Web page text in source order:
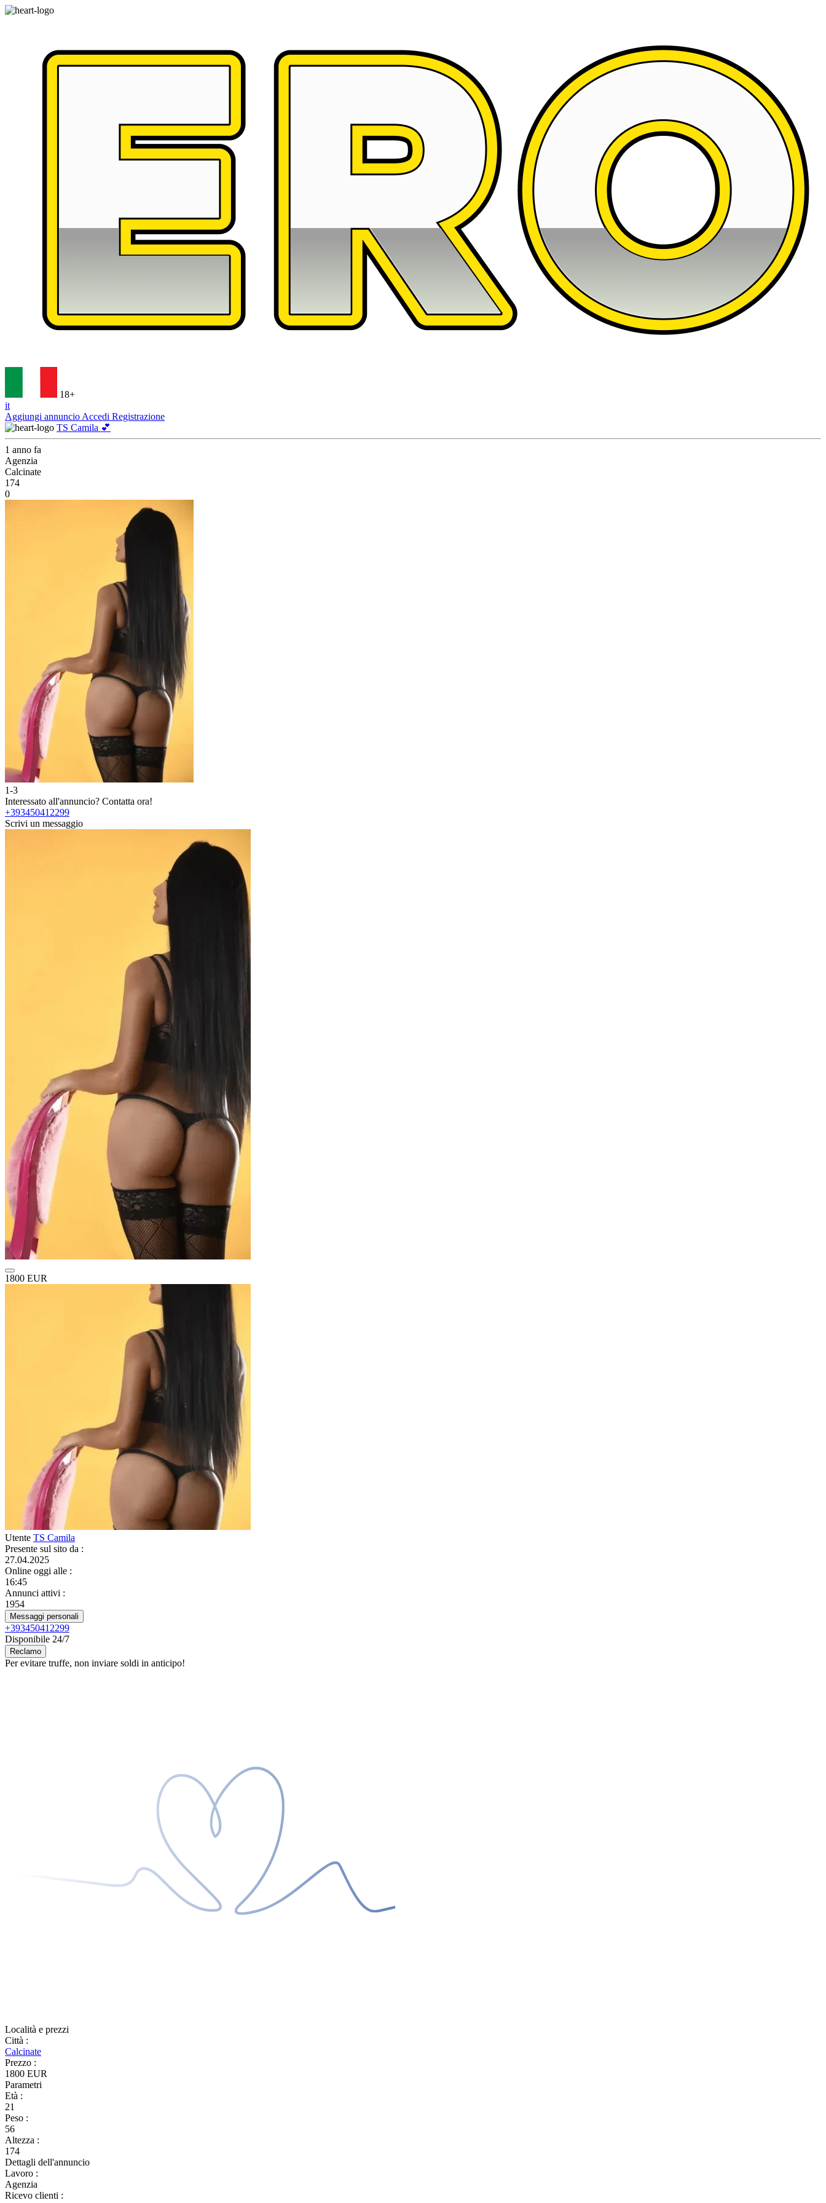
18+
it
Aggiungi annuncio Accedi Registrazione
TS Camila 💕
1 anno fa
Agenzia
Calcinate
174
0
1-3
Interessato all'annuncio? Contatta ora!
+393450412299
Scrivi un messaggio
1800 EUR
Utente TS Camila
Presente sul sito da :
27.04.2025
Online oggi alle :
16:45
Annunci attivi :
1954
Messaggi personali
+393450412299
Disponibile 24/7
Reclamo
Per evitare truffe, non inviare soldi in anticipo!
Località e prezzi
Città :
Calcinate
Prezzo :
1800 EUR
Parametri
Età :
21
Peso :
56
Altezza :
174
Dettagli dell'annuncio
Lavoro :
Agenzia
Ricevo clienti :